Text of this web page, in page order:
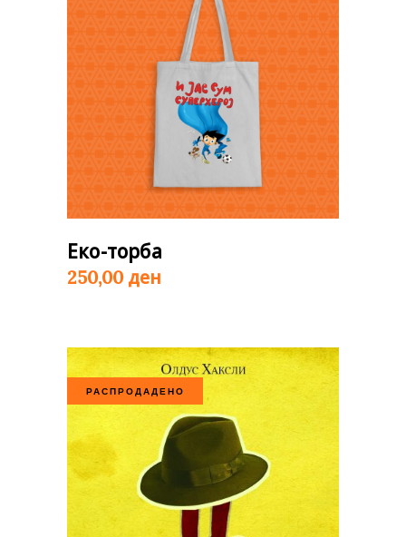
Еко-торба
250,00 ден
РАСПРОДАДЕНО